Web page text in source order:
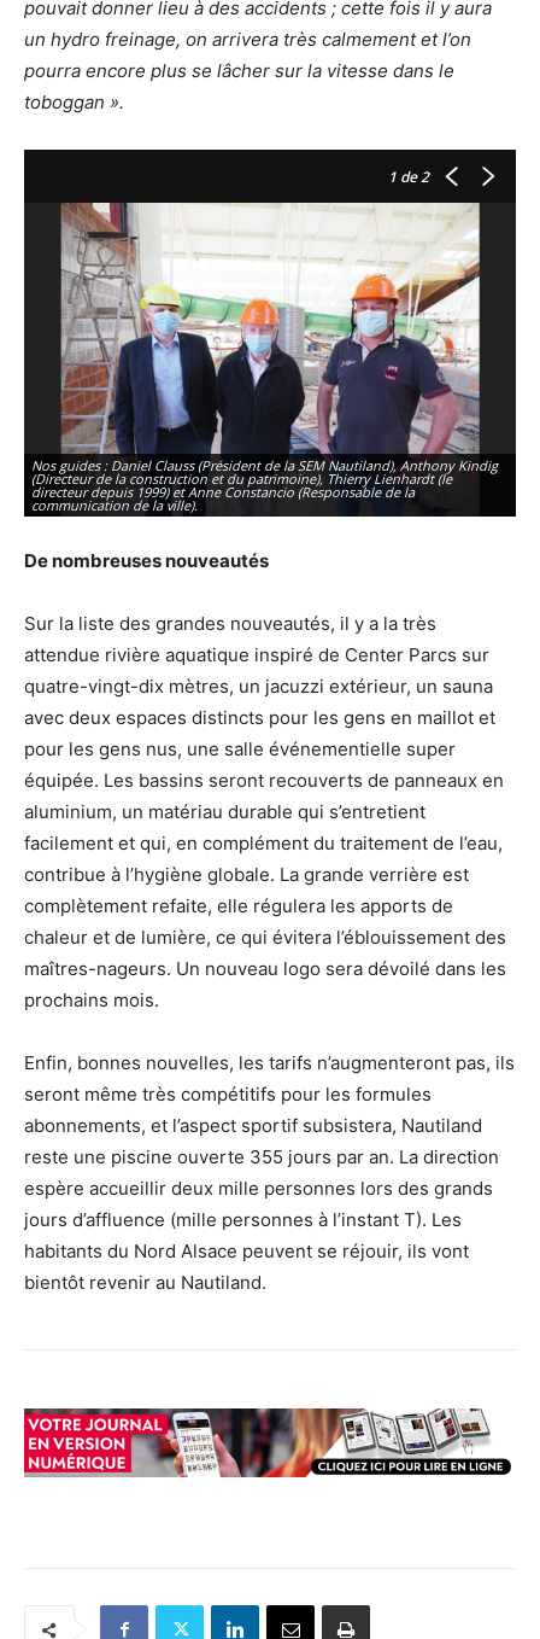
pouvait donner lieu à des accidents ; cette fois il y aura
un hydro freinage, on arrivera très calmement et l’on
pourra encore plus se lâcher sur la vitesse dans le
toboggan ».
1 de 2
Nos guides : Daniel Clauss (Président de la SEM Nautiland), Anthony Kindig
(Directeur de la construction et du patrimoine), Thierry Lienhardt (le
directeur depuis 1999) et Anne Constancio (Responsable de la
communication de la ville).
De nombreuses nouveautés
Sur la liste des grandes nouveautés, il y a la très
attendue rivière aquatique inspiré de Center Parcs sur
quatre-vingt-dix mètres, un jacuzzi extérieur, un sauna
avec deux espaces distincts pour les gens en maillot et
pour les gens nus, une salle événementielle super
équipée. Les bassins seront recouverts de panneaux en
aluminium, un matériau durable qui s’entretient
facilement et qui, en complément du traitement de l’eau,
contribue à l’hygiène globale. La grande verrière est
complètement refaite, elle régulera les apports de
chaleur et de lumière, ce qui évitera l’éblouissement des
maîtres-nageurs. Un nouveau logo sera dévoilé dans les
prochains mois.
Enfin, bonnes nouvelles, les tarifs n’augmenteront pas, ils
seront même très compétitifs pour les formules
abonnements, et l’aspect sportif subsistera, Nautiland
reste une piscine ouverte 355 jours par an. La direction
espère accueillir deux mille personnes lors des grands
jours d’affluence (mille personnes à l’instant T). Les
habitants du Nord Alsace peuvent se réjouir, ils vont
bientôt revenir au Nautiland.